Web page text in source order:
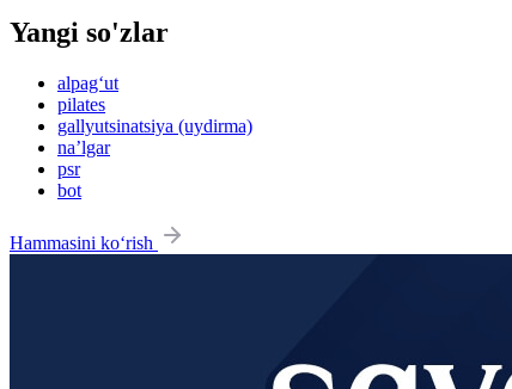
Yangi so'zlar
alpag‘ut
pilates
gallyutsinatsiya (uydirma)
na’lgar
psr
bot
Hammasini ko‘rish